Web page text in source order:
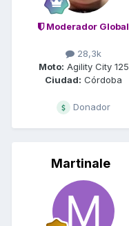
Moderador Global
28,3k
Moto: Agility City 125
Ciudad: Córdoba
Donador
Martinale